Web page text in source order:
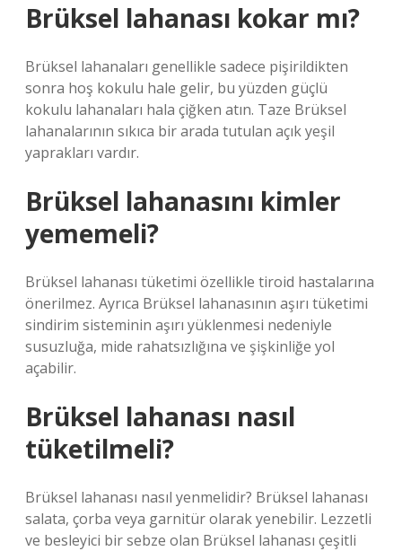
Brüksel lahanası kokar mı?
Brüksel lahanaları genellikle sadece pişirildikten
sonra hoş kokulu hale gelir, bu yüzden güçlü
kokulu lahanaları hala çiğken atın. Taze Brüksel
lahanalarının sıkıca bir arada tutulan açık yeşil
yaprakları vardır.
Brüksel lahanasını kimler
yememeli?
Brüksel lahanası tüketimi özellikle tiroid hastalarına
önerilmez. Ayrıca Brüksel lahanasının aşırı tüketimi
sindirim sisteminin aşırı yüklenmesi nedeniyle
susuzluğa, mide rahatsızlığına ve şişkinliğe yol
açabilir.
Brüksel lahanası nasıl
tüketilmeli?
Brüksel lahanası nasıl yenmelidir? Brüksel lahanası
salata, çorba veya garnitür olarak yenebilir. Lezzetli
ve besleyici bir sebze olan Brüksel lahanası çeşitli